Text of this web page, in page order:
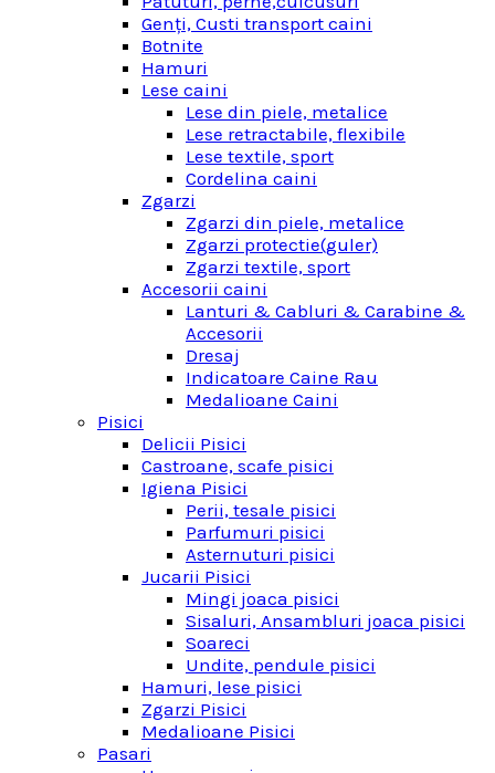
Genţi, Custi transport caini
Botnite
Hamuri
Lese caini
Lese din piele, metalice
Lese retractabile, flexibile
Lese textile, sport
Cordelina caini
Zgarzi
Zgarzi din piele, metalice
Zgarzi protectie(guler)
Zgarzi textile, sport
Accesorii caini
Lanturi & Cabluri & Carabine &
Accesorii
Dresaj
Indicatoare Caine Rau
Medalioane Caini
Pisici
Delicii Pisici
Castroane, scafe pisici
Igiena Pisici
Perii, tesale pisici
Parfumuri pisici
Asternuturi pisici
Jucarii Pisici
Mingi joaca pisici
Sisaluri, Ansambluri joaca pisici
Soareci
Undite, pendule pisici
Hamuri, lese pisici
Zgarzi Pisici
Medalioane Pisici
Pasari